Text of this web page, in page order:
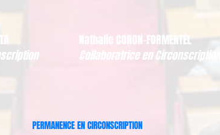
Nathalie CORON-FORMENTEL
Collaboratrice en Circonscription
PERMANENCE EN CIRCONSCRIPTION